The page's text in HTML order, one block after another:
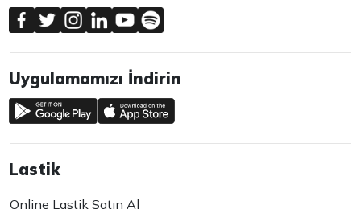
Uygulamamızı İndirin
Lastik
Online Lastik Satın Al